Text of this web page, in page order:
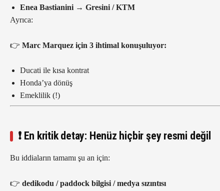
Enea Bastianini → Gresini / KTM
Ayrıca:
👉 Marc Marquez için 3 ihtimal konuşuluyor:
Ducati ile kısa kontrat
Honda’ya dönüş
Emeklilik (!)
❗ En kritik detay: Henüz hiçbir şey resmi değil
Bu iddiaların tamamı şu an için:
👉 dedikodu / paddock bilgisi / medya sızıntısı